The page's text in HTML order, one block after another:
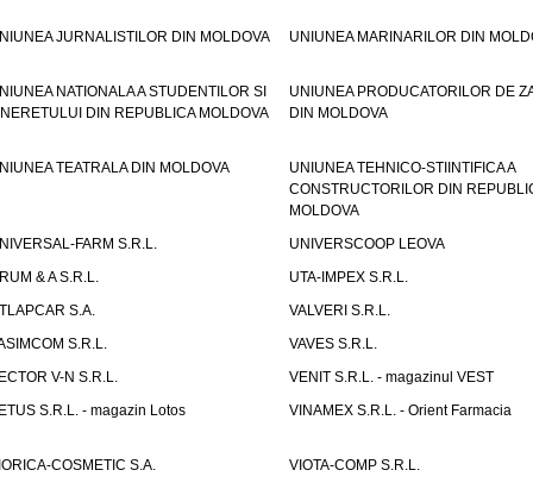
JURNALISTILOR DIN MOLDOVA UNIUNEA MARINARILOR DIN
NATIONALA A STUDENTILOR SI
DIN REPUBLICA MOLDOVA
UNIUNEA PRODUCATORILOR DE
DIN MOLDOVA
TEATRALA DIN MOLDOVA
UNIUNEA TEHNICO-STIINTIFICA A
CONSTRUCTORILOR DIN
MOLDOVA
FARM S.R.L.
UNIVERSCOOP LEOVA
& A S.R.L.
UTA-IMPEX S.R.L.
S.A.
VALVERI S.R.L.
S.R.L.
VAVES S.R.L.
V-N S.R.L.
VENIT S.R.L. - magazinul VEST
S.R.L. - magazin Lotos
VINAMEX S.R.L. - Orient Farmacia
COSMETIC S.A.
VIOTA-COMP S.R.L.